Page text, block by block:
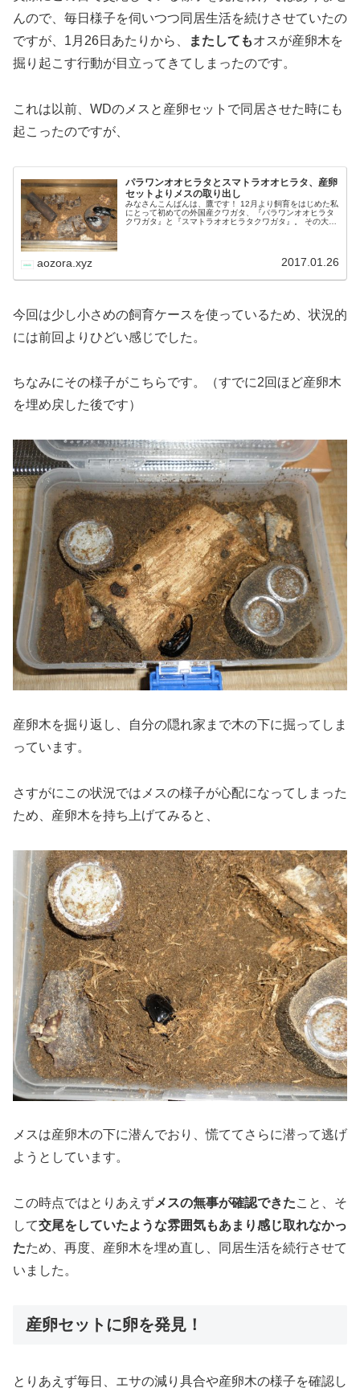
んので、毎日様子を伺いつつ同居生活を続けさせていたの
ですが、1月26日あたりから、
またしてもオスが産卵木を
掘り起こす行動が目立ってきてしまったのです。
これは以前、WDのメスと産卵セットで同居させた時にも
起こったのですが、
パラワンオオヒラタとスマトラオオヒラタ、産卵
セットよりメスの取り出し
みなさんこんばんは、鷹です！ 12月より飼育をはじめた私
にとって初めての外国産クワガタ、『パラワンオオヒラタ
クワガタ』と『スマトラオオヒラタクワガタ』。 その大き
aozora.xyz 2017.01.26
今回は少し小さめの飼育ケースを使っているため、状況的
には前回よりひどい感じでした。
ちなみにその様子がこちらです。（すでに2回ほど産卵木
を埋め戻した後です）
産卵木を掘り返し、自分の隠れ家まで木の下に掘ってしま
っています。
さすがにこの状況ではメスの様子が心配になってしまった
ため、産卵木を持ち上げてみると、
メスは産卵木の下に潜んでおり、慌ててさらに潜って逃げ
ようとしています。
この時点ではとりあえずメスの無事が確認できたこと、そ
して交尾をしていたような雰囲気もあまり感じ取れなかっ
たため、再度、産卵木を埋め直し、同居生活を続行させて
いました。
産卵セットに卵を発見！
とりあえず毎日、エサの減り具合や産卵木の様子を確認し